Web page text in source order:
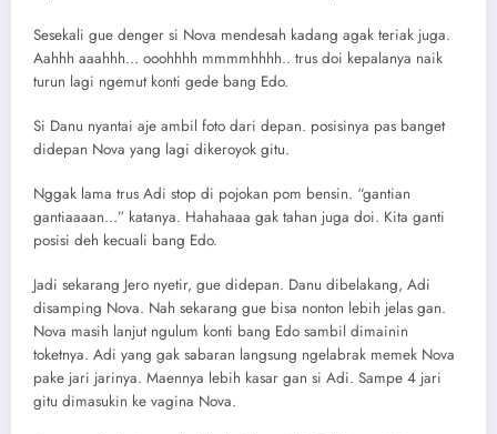
Sesekali gue denger si Nova mendesah kadang agak teriak juga.
Aahhh aaahhh… ooohhhh mmmmhhhh.. trus doi kepalanya naik
turun lagi ngemut konti gede bang Edo.
Si Danu nyantai aje ambil foto dari depan. posisinya pas banget
didepan Nova yang lagi dikeroyok gitu.
Nggak lama trus Adi stop di pojokan pom bensin. “gantian
gantiaaaan…” katanya. Hahahaaa gak tahan juga doi. Kita ganti
posisi deh kecuali bang Edo.
Jadi sekarang Jero nyetir, gue didepan. Danu dibelakang, Adi
disamping Nova. Nah sekarang gue bisa nonton lebih jelas gan.
Nova masih lanjut ngulum konti bang Edo sambil dimainin
toketnya. Adi yang gak sabaran langsung ngelabrak memek Nova
pake jari jarinya. Maennya lebih kasar gan si Adi. Sampe 4 jari
gitu dimasukin ke vagina Nova.